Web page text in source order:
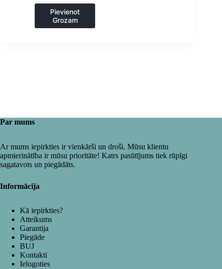
Pievienot
Grozam
Par mums
Ar mums iepirkties ir vienkārši un droši. Mūsu klientu
apmierinātība ir mūsu prioritāte! Katrs pasūtījums tiek rūpīgi
sagatavots un piegādāts.
Informācija
Kā iepirkties?
Atteikums
Garantija
Piegāde
BUJ
Kontakti
Ielogoties